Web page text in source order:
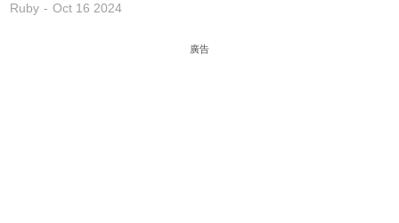
Ruby Oct 16 2024
廣告